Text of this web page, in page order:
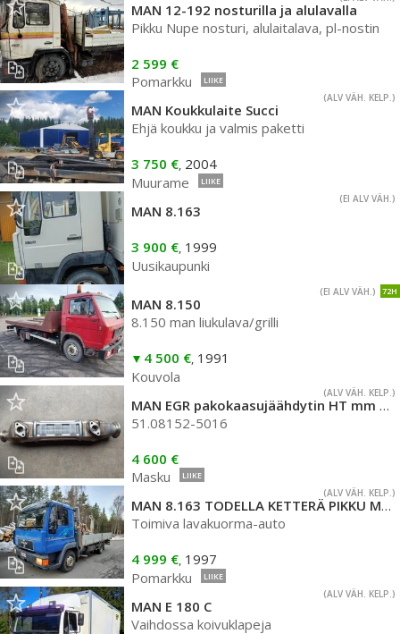
MAN 12-192 nosturilla ja alulavalla
Pikku Nupe nosturi, alulaitalava, pl-nostin
2 599 €
Pomarkku
LIIKE
(ALV VÄH. KELP.)
MAN Koukkulaite Succi
Ehjä koukku ja valmis paketti
3 750 €, 2004
Muurame
LIIKE
(EI ALV VÄH.)
MAN 8.163
3 900 €, 1999
Uusikaupunki
72H
(EI ALV VÄH.)
MAN 8.150
8.150 man liukulava/grilli
4 500 €, 1991
Kouvola
(ALV VÄH. KELP.)
MAN EGR pakokaasujäähdytin HT mm D4276 ja D3876
51.08152-5016
4 600 €
Masku
LIIKE
(ALV VÄH. KELP.)
MAN 8.163 TODELLA KETTERÄ PIKKU MAN ALULAITAISELLA LAVALLA
Toimiva lavakuorma-auto
4 999 €, 1997
Pomarkku
LIIKE
(ALV VÄH. KELP.)
MAN E 180 C
Vaihdossa koivuklapeja